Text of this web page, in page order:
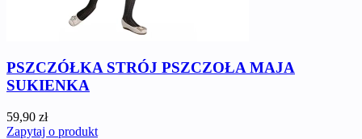
PSZCZÓŁKA STRÓJ PSZCZOŁA MAJA
SUKIENKA
59,90 zł
Zapytaj o produkt